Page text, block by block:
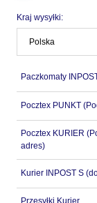
Kraj wysyłki:
Paczkomaty
Pocztex PUNKT
Pocztex KURIER
adres)
Kurier INPOST S
Przesyłki Kurier